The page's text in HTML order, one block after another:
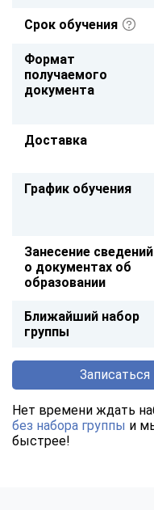
Срок обучения
Формат
получаемого
документа
Доставка
График обучения
Занесение сведений
о документах об
образовании
Ближайший набор
группы
Нет времени ждать
без набора группы и
быстрее!